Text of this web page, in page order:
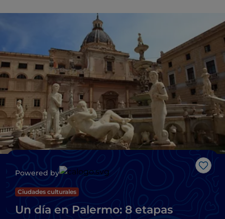
Me
Powered by
Ciudades culturales
Un día en Palermo: 8 etapas